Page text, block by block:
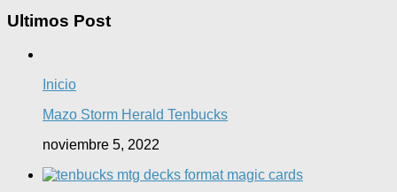
Ultimos Post
Inicio
Mazo Storm Herald Tenbucks
noviembre 5, 2022